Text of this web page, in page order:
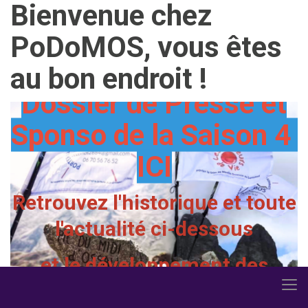
Bienvenue chez
PoDoMOS, vous êtes
au bon endroit !
Présentation de
PoDoMOS en 1 mn ICI
Dossier de Presse et
Sponso de la Saison 4
ICI
Retrouvez l'historique et toute
l'actualité ci-dessous
et le développement des